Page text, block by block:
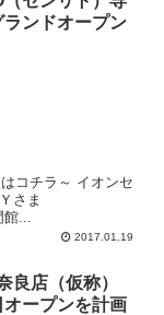
ランドオープン
門館...
2017.01.19
良店（仮称）
ープンを計画